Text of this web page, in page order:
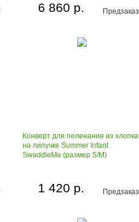
Предзаказ
6 860 р.
Конверт для пеленания из хлопка
на липучке Summer Infant
SwaddleMe (размер S/M)
Предзаказ
1 420 р.